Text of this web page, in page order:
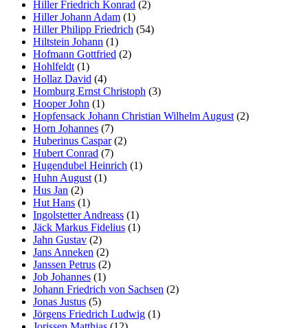
Hiller Friedrich Konrad (2)
Hiller Johann Adam (1)
Hiller Philipp Friedrich (54)
Hiltstein Johann (1)
Hofmann Gottfried (2)
Hohlfeldt (1)
Hollaz David (4)
Homburg Ernst Christoph (3)
Hooper John (1)
Hopfensack Johann Christian Wilhelm August (2)
Horn Johannes (7)
Huberinus Caspar(2)
Hubert Conrad (7)
Hugendubel Heinrich (1)
Huhn August (1)
Hus Jan (2)
Hut Hans (1)
Ingolstetter Andreass (1)
Jäck Markus Fidelius (1)
Jahn Gustav (2)
Jans Anneken (2)
Janssen Petrus (2)
Job Johannes (1)
Johann Friedrich von Sachsen (2)
Jonas Justus (5)
Jörgens Friedrich Ludwig (1)